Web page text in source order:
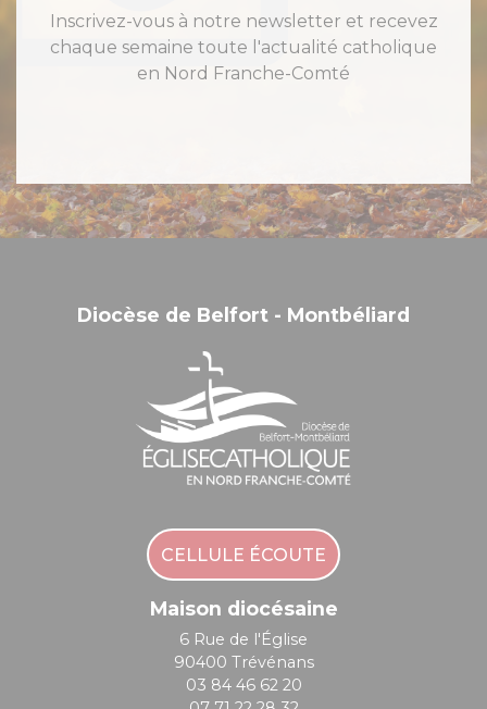
Inscrivez-vous à notre newsletter et recevez
chaque semaine toute l'actualité catholique
en Nord Franche-Comté
Diocèse de Belfort - Montbéliard
CELLULE ÉCOUTE
Maison diocésaine
6 Rue de l'Église
90400 Trévénans
03 84 46 62 20